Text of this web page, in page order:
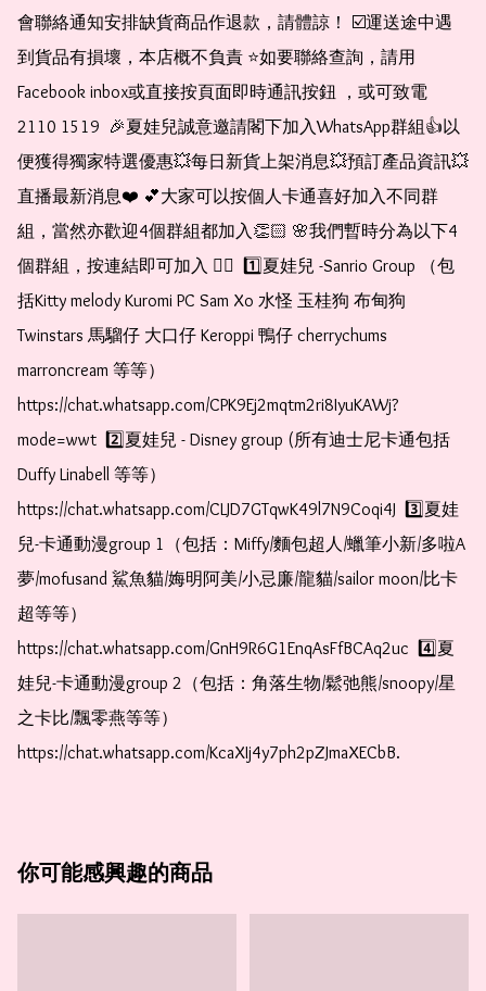
會聯絡通知安排缺貨商品作退款，請體諒！ ☑️運送途中遇
到貨品有損壞，本店概不負責 ⭐️如要聯絡查詢，請用
Facebook inbox或直接按頁面即時通訊按鈕 ，或可致電
2110 1519  🎉夏娃兒誠意邀請閣下加入WhatsApp群組👍以
便獲得獨家特選優惠💥每日新貨上架消息💥預訂產品資訊💥
直播最新消息❤️ 💕大家可以按個人卡通喜好加入不同群
組，當然亦歡迎4個群組都加入👏🏻 🌸我們暫時分為以下4
個群組，按連結即可加入 👇🏻  1️⃣夏娃兒 -Sanrio Group （包
括Kitty melody Kuromi PC Sam Xo 水怪 玉桂狗 布甸狗
Twinstars 馬騮仔 大口仔 Keroppi 鴨仔 cherrychums
marroncream 等等）
https://chat.whatsapp.com/CPK9Ej2mqtm2ri8IyuKAWj?
mode=wwt  2️⃣夏娃兒 - Disney group (所有迪士尼卡通包括
Duffy Linabell 等等）
https://chat.whatsapp.com/CLJD7GTqwK49l7N9Coqi4J  3️⃣夏娃
兒-卡通動漫group 1（包括：Miffy/麵包超人/蠟筆小新/多啦A
夢/mofusand 鯊魚貓/娒明阿美/小忌廉/龍貓/sailor moon/比卡
超等等）
https://chat.whatsapp.com/GnH9R6G1EnqAsFfBCAq2uc  4️⃣夏
娃兒-卡通動漫group 2（包括：角落生物/鬆弛熊/snoopy/星
之卡比/飄零燕等等）
https://chat.whatsapp.com/KcaXIj4y7ph2pZJmaXECbB.
你可能感興趣的商品